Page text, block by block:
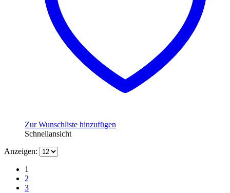
Zur Wunschliste hinzufügen
Schnellansicht
Anzeigen:
1
2
3